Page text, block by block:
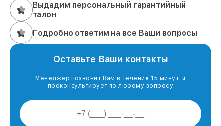
Выдадим персональный гарантийный
талон
Подробно ответим на все Ваши вопросы
Оставьте Ваши контакты
Менеджер позвонит Вам в течение 15 минут, и
проконсультирует по любому вопросу